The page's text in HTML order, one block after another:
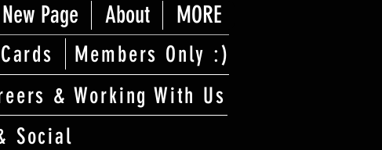
New Page About MORE
Members Only :)
& Working With Us
Social